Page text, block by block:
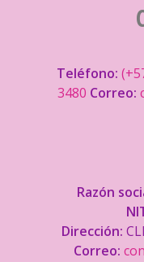
Teléfono:
3480 Correo:
Razón
Dirección:
Correo: